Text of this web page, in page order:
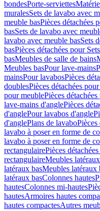
bondesPorte-serviettes
muralesSets de lavabo avec
meuble basPièces détachées
basSets de lavabo avec
lavabo avec meuble basSets
basPièces détachées pour
basMeubles de salle de bains
Meubles basPour lave-mains
mainsPour lavabosPièces
doublesPièces détachées
pour meublePièces
lave-mains d'anglePièces
d'anglePour lavabos d'angle
d'anglePlans de lavaboPièces
lavabo à poser en forme de
lavabo à poser en forme de
rectangulairePièces
rectangulaireMeubles
latéraux basMeubles latéraux
latéraux basColonnes hautes
hautesColonnes mi-hautes
hautesArmoires hautes
hautes compactesAutres